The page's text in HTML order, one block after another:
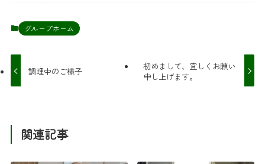
グループホーム
調理中のご様子
初めまして、宜しくお願い
申し上げます。
関連記事